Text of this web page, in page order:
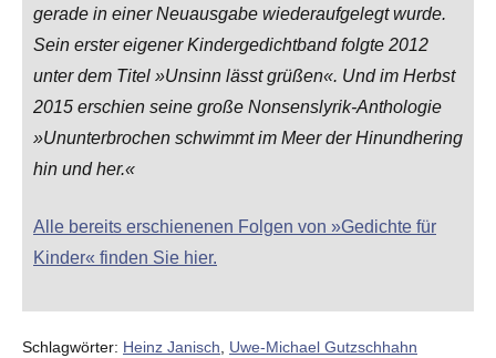
gerade in einer Neuausgabe wiederaufgelegt wurde.
Sein erster eigener Kindergedichtband folgte 2012
unter dem Titel »Unsinn lässt grüßen«. Und im Herbst
2015 erschien seine große Nonsenslyrik-Anthologie
»Ununterbrochen schwimmt im Meer der Hinundhering
hin und her.«
Alle bereits erschienenen Folgen von »Gedichte für
Kinder« finden Sie hier.
Schlagwörter: Heinz Janisch Uwe-Michael Gutzschhahn